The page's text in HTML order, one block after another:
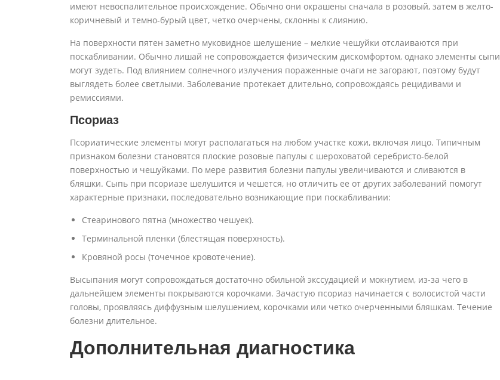
имеют невоспалительное происхождение. Обычно они окрашены сначала в розовый, затем в желто-
коричневый и темно-бурый цвет, четко очерчены, склонны к слиянию.
На поверхности пятен заметно муковидное шелушение – мелкие чешуйки отслаиваются при
поскабливании. Обычно лишай не сопровождается физическим дискомфортом, однако элементы сыпи
могут зудеть. Под влиянием солнечного излучения пораженные очаги не загорают, поэтому будут
выглядеть более светлыми. Заболевание протекает длительно, сопровождаясь рецидивами и
ремиссиями.
Псориаз
Псориатические элементы могут располагаться на любом участке кожи, включая лицо. Типичным
признаком болезни становятся плоские розовые папулы с шероховатой серебристо-белой
поверхностью и чешуйками. По мере развития болезни папулы увеличиваются и сливаются в
бляшки. Сыпь при псориазе шелушится и чешется, но отличить ее от других заболеваний помогут
характерные признаки, последовательно возникающие при поскабливании:
Стеаринового пятна (множество чешуек).
Терминальной пленки (блестящая поверхность).
Кровяной росы (точечное кровотечение).
Высыпания могут сопровождаться достаточно обильной экссудацией и мокнутием, из-за чего в
дальнейшем элементы покрываются корочками. Зачастую псориаз начинается с волосистой части
головы, проявляясь диффузным шелушением, корочками или четко очерченными бляшкам. Течение
болезни длительное.
Дополнительная диагностика